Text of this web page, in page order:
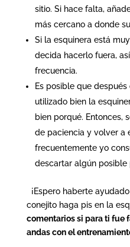
sitio. Si hace falta,
más cercano a donde
Si la esquinera está
decida hacerlo fuera,
frecuencia.
Es posible que
utilizado bien la
bien porqué. Entonces,
de paciencia y volver a
frecuentemente yo
descartar algún posible
¡Espero haberte
conejito haga pis en la
comentarios si para ti fue
andas con el